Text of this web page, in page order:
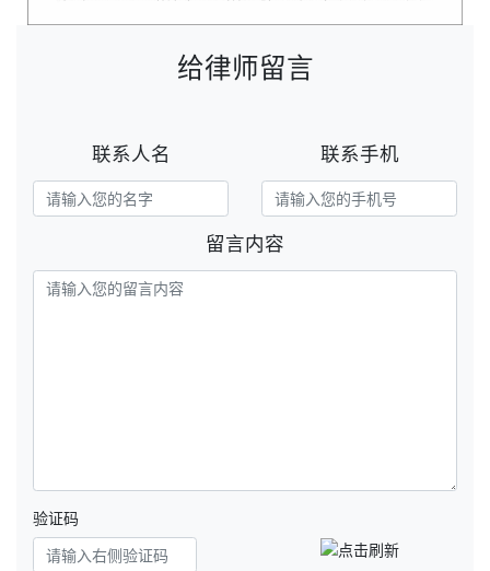
给律师留言
联系人名 联系手机
留言内容
验证码